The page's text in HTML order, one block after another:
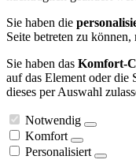
Sie haben die
Seite betreten zu können,
Sie haben das Komfort-
auf das Element oder die
dieses per Auswahl
Notwendig
Komfort
Personalisiert